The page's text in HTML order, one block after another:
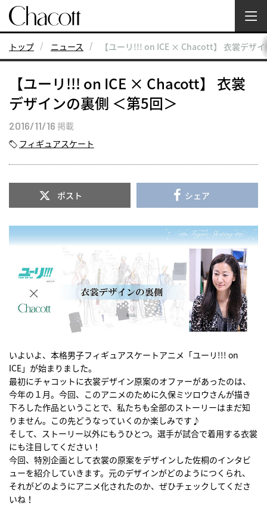
トップ ニュース 【ユーリ!!! on ICE × Chacott】 衣裳デザ
【ユーリ!!! on ICE × Chacott】 衣裳
デザインの裏側 ＜第5回＞
2016/11/16 掲載
フィギュアスケート
ポスト シェア
いよいよ、本格男子フィギュアスケートアニメ「ユーリ!!! on
ICE」が始まりました。
最初にチャコットに衣裳デザイン原案のオファーがあったのは、
今年の１月。今回、このアニメのために久保ミツロウさんが描き
下ろした作品ということで、私たちも全部のストーリーはまだ知
りません。この先どうなっていくのか楽しみです♪
そして、ストーリー以外にもうひとつ。選手が試合で着用する衣裳
にも注目してください！
今回、特別企画として衣裳の原案をデザインした佐桐のインタビ
ューを紹介していきます。元のデザインがどのようにつくられ、
それがどのようにアニメ化されたのか、ぜひチェックしてくださ
いね！